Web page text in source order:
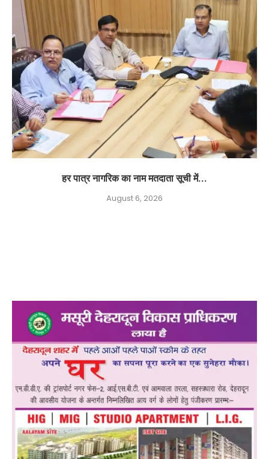
हर पात्र नागरिक का नाम मतदाता सूची में...
August 6, 2026